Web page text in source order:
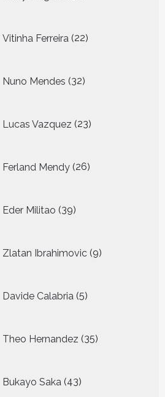
Vitinha Ferreira 22
producten
Nuno Mendes 32
producten
Lucas Vazquez 23
producten
Ferland Mendy 26
producten
Eder Militao 39
producten
Zlatan Ibrahimovic 9
producten
Davide Calabria 5
producten
Theo Hernandez 35
producten
Bukayo Saka 43
producten